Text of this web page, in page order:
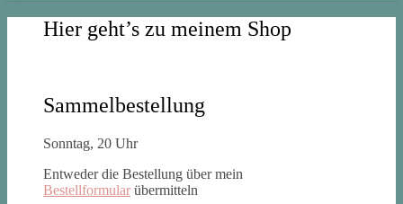
Hier geht’s zu meinem Shop
Sammelbestellung
Sonntag, 20 Uhr
Entweder die Bestellung über mein
Bestellformular übermitteln